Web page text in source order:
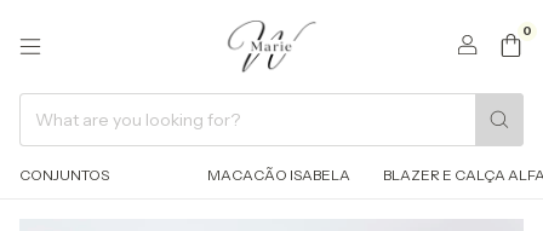
0
CONJUNTOS MACACÃO ISABELA BLAZER E CALÇA